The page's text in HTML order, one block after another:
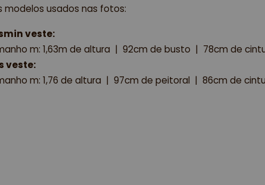
modelos usados nas fotos:
veste:
m: 1,63m de altura  |  92cm de busto  |  78cm de
veste:
m: 1,76 de altura  |  97cm de peitoral  |  86cm de